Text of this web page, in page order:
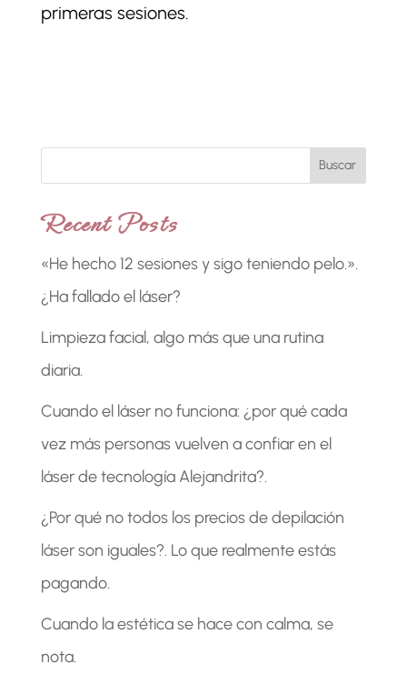
primeras sesiones.
Buscar
Recent Posts
«He hecho 12 sesiones y sigo teniendo pelo.».
¿Ha fallado el láser?
Limpieza facial, algo más que una rutina
diaria.
Cuando el láser no funciona: ¿por qué cada
vez más personas vuelven a confiar en el
láser de tecnología Alejandrita?.
¿Por qué no todos los precios de depilación
láser son iguales?. Lo que realmente estás
pagando.
Cuando la estética se hace con calma, se
nota.